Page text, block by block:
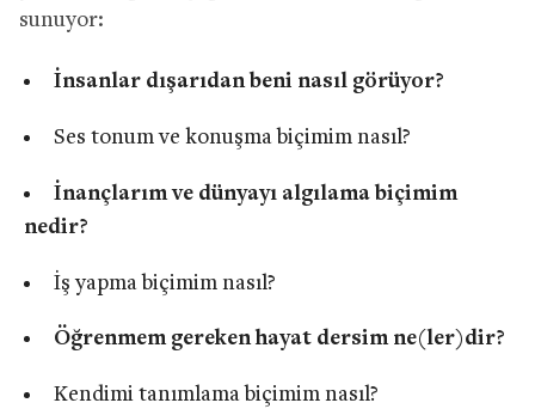
sunuyor:
İnsanlar dışarıdan beni nasıl görüyor?
Ses tonum ve konuşma biçimim nasıl?
İnançlarım ve dünyayı algılama biçimim
nedir?
İş yapma biçimim nasıl?
Öğrenmem gereken hayat dersim ne(ler)dir?
Kendimi tanımlama biçimim nasıl?